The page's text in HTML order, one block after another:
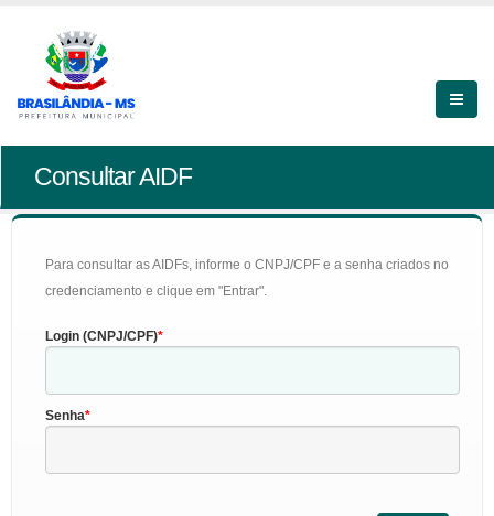
Consultar AIDF
Para consultar as AIDFs, informe o CNPJ/CPF e a senha criados no
credenciamento e clique em "Entrar".
Login (CNPJ/CPF)
Senha